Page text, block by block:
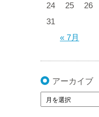
« 7月
24
25 26
31
アーカイブ